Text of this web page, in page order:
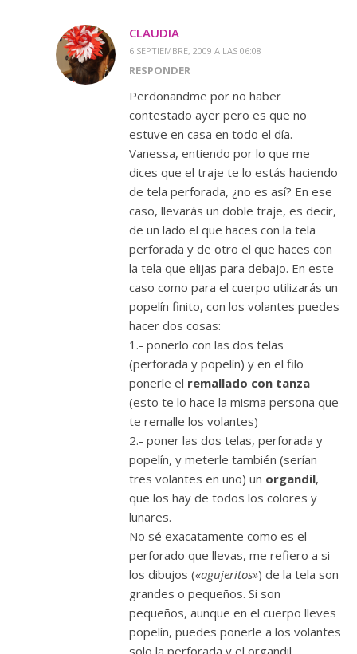
CLAUDIA
6 SEPTIEMBRE, 2009 A LAS 06:08
RESPONDER
Perdonandme por no haber
contestado ayer pero es que no
estuve en casa en todo el día.
Vanessa, entiendo por lo que me
dices que el traje te lo estás haciendo
de tela perforada, ¿no es así? En ese
caso, llevarás un doble traje, es decir,
de un lado el que haces con la tela
perforada y de otro el que haces con
la tela que elijas para debajo. En este
caso como para el cuerpo utilizarás un
popelín finito, con los volantes puedes
hacer dos cosas:
1.- ponerlo con las dos telas
(perforada y popelín) y en el filo
ponerle el remallado con tanza
(esto te lo hace la misma persona que
te remalle los volantes)
2.- poner las dos telas, perforada y
popelín, y meterle también (serían
tres volantes en uno) un organdil,
que los hay de todos los colores y
lunares.
No sé exacatamente como es el
perforado que llevas, me refiero a si
los dibujos («agujeritos») de la tela son
grandes o pequeños. Si son
pequeños, aunque en el cuerpo lleves
popelín, puedes ponerle a los volantes
solo la perforada y el organdil.